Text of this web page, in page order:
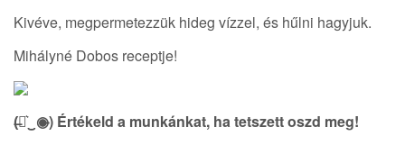
Kivéve, megpermetezzük hideg vízzel, és hűlni hagyjuk.
Mihályné Dobos receptje!
(̶◉͛‿◉̶) Értékeld a munkánkat, ha tetszett oszd meg!